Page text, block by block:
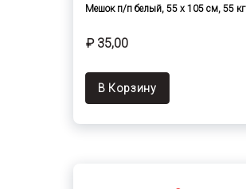
Мешок п/п белый, 55 х 105 см, 55 кг
₽ 35,00
В Корзину